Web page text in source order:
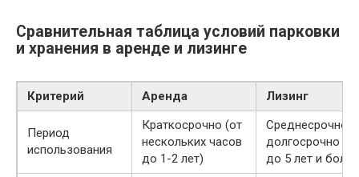
Сравнительная таблица условий парковки
и хранения в аренде и лизинге
Критерий Аренда Лизинг
Период
использования
Краткосрочно (от
нескольких часов
до 1-2 лет)
Среднесрочно и
долгосрочно
до 5 лет и